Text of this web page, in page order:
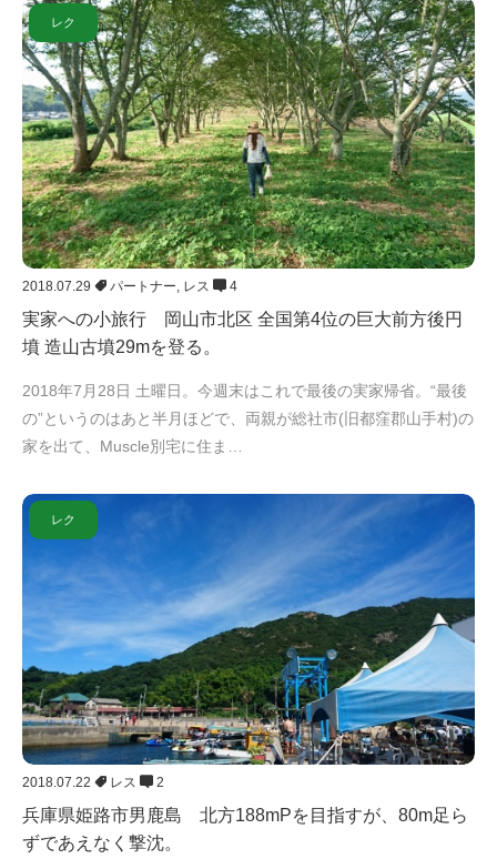
レク
2018.07.29 パートナー レス 4
実家への小旅行 岡山市北区 全国第4位の巨大前方後円
墳 造山古墳29mを登る。
2018年7月28日 土曜日。今週末はこれで最後の実家帰省。“最後
の”というのはあと半月ほどで、両親が総社市(旧都窪郡山手村)の
家を出て、Muscle別宅に住ま…
レク
2018.07.22 レス 2
兵庫県姫路市男鹿島 北方188mPを目指すが、80m足ら
ずであえなく撃沈。